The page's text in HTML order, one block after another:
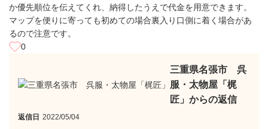
か優先順位を伝えてくれ、納得したうえで代金を用意できます。
マップを便りに寄っても初めての場合裏入り口側に着く場合があ
るので注意です。
0
三重県名張市 呉
服・太物屋「梶
匠」からの返信
返信日 2022/05/04